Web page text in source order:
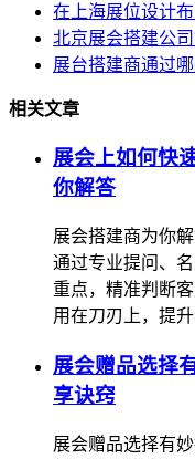
在上海展位设计
北京展会搭建公
展台搭建商通过
相关文章
展会上如何快
你解答
展会搭建商为你
通过专业提问、
重点，精准判断
用在刀刃上，提升
展会赠品选择
享诀窍
展会赠品选择有